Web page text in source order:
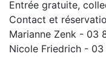
Entrée gratuite,
Contact et
Marianne Zenk - 03
Nicole Friedrich -